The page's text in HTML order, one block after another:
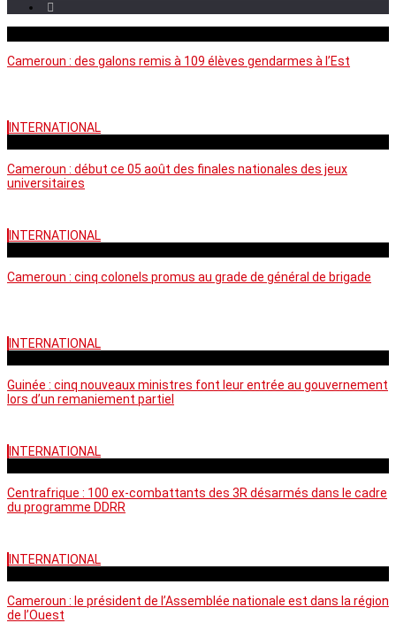
Cameroun : des galons remis à 109 élèves gendarmes à l’Est
INTERNATIONAL
Cameroun : début ce 05 août des finales nationales des jeux
universitaires
INTERNATIONAL
Cameroun : cinq colonels promus au grade de général de brigade
INTERNATIONAL
Guinée : cinq nouveaux ministres font leur entrée au gouvernement
lors d’un remaniement partiel
INTERNATIONAL
Centrafrique : 100 ex-combattants des 3R désarmés dans le cadre
du programme DDRR
INTERNATIONAL
Cameroun : le président de l’Assemblée nationale est dans la région
de l’Ouest